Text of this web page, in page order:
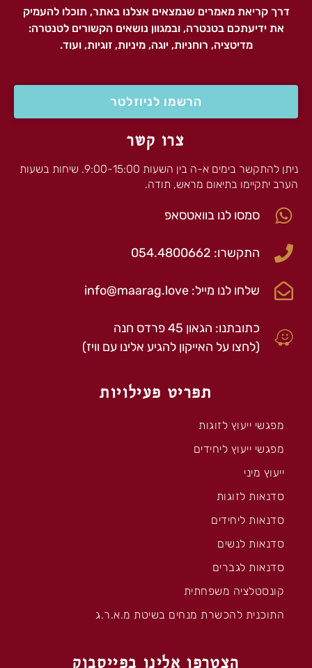
דרך קריאת מאמרים שנמצאים אצלנו באתר, תוכלו להעמיק
את ידיעתכם בטנטרה, ובמגוון נושאים הקשורים לטנטרה:
מדיטציה, רוחניות, יוגה, מיניות, זוגיות, ועוד.
הרשמו לניוזלטר
צרו קשר
ניתן להתקשר בימים א-ה בין השעות 9:00-15:00. שיחות בשעות
הערב יתקיימו בתיאום מראש, תודה.
סמסו לנו בוואטסאפ
התקשרו: 054.4800662
שלחו לנו מייל: info@maarag.love
כתובתנו: הגאון 45 פרדס חנה
(לחצו על האייקון להגיע אלינו עם וויז)
תפריט פעילויות
מפגשי ייעוץ לזוגות
מפגשי ייעוץ ליחידים
ייעוץ מיני
סדנאות לזוגות
סדנאות ליחידים
סדנאות לנשים
סדנאות לגברים
קונסטלציה משפחתית
התוכנית להכשרת מנחים בשיטת מ.א.ר.ג
הצטרפו אלינו בפייסבוק